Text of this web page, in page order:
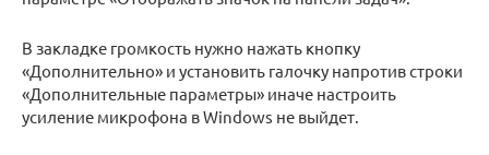
В закладке громкость нужно нажать кнопку
«Дополнительно» и установить галочку напротив строки
«Дополнительные параметры» иначе настроить
усиление микрофона в Windows не выйдет.